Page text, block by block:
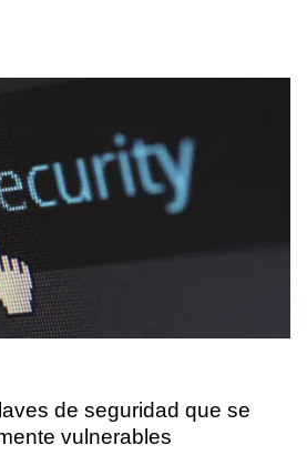
de seguridad que se
vulnerables